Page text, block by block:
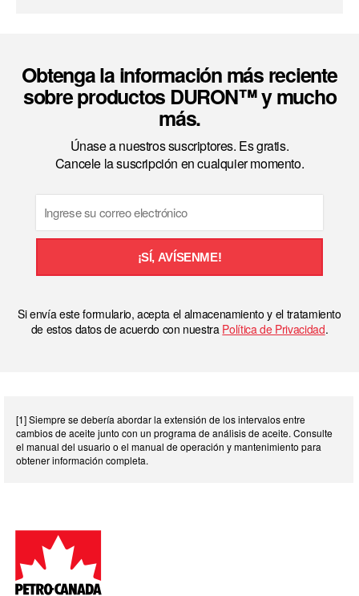
Obtenga la información más reciente
sobre productos DURON™ y mucho
más.
Únase a nuestros suscriptores. Es gratis.
Cancele la suscripción en cualquier momento.
¡SÍ, AVÍSENME!
Si envía este formulario, acepta el almacenamiento y el tratamiento
de estos datos de acuerdo con nuestra Política de Privacidad.
[1] Siempre se debería abordar la extensión de los intervalos entre
cambios de aceite junto con un programa de análisis de aceite. Consulte
el manual del usuario o el manual de operación y mantenimiento para
obtener información completa.